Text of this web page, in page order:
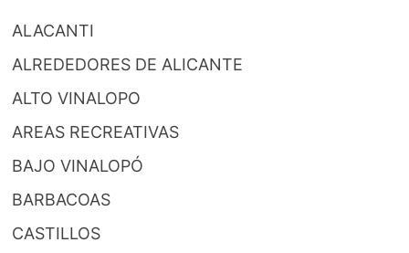
ALACANTI
ALREDEDORES DE ALICANTE
ALTO VINALOPO
AREAS RECREATIVAS
BAJO VINALOPÓ
BARBACOAS
CASTILLOS